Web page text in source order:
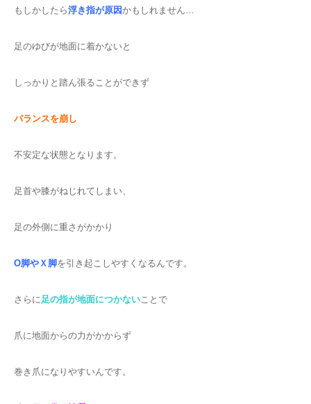
もしかしたら浮き指が原因かもしれません…
足のゆびが地面に着かないと
しっかりと踏ん張ることができず
バランスを崩し
不安定な状態となります。
足首や膝がねじれてしまい、
足の外側に重さがかかり
O脚やＸ脚を引き起こしやすくなるんです。
さらに 足の指が地面につかない ことで
爪に地面からの力がかからず
巻き爪になりやすいんです。